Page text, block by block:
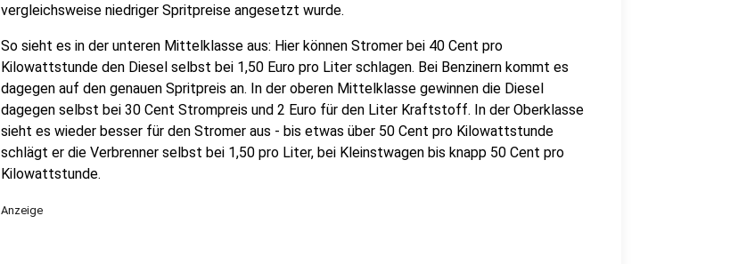
vergleichsweise niedriger Spritpreise angesetzt wurde.
So sieht es in der unteren Mittelklasse aus: Hier können Stromer bei 40 Cent pro
Kilowattstunde den Diesel selbst bei 1,50 Euro pro Liter schlagen. Bei Benzinern kommt es
dagegen auf den genauen Spritpreis an. In der oberen Mittelklasse gewinnen die Diesel
dagegen selbst bei 30 Cent Strompreis und 2 Euro für den Liter Kraftstoff. In der Oberklasse
sieht es wieder besser für den Stromer aus - bis etwas über 50 Cent pro Kilowattstunde
schlägt er die Verbrenner selbst bei 1,50 pro Liter, bei Kleinstwagen bis knapp 50 Cent pro
Kilowattstunde.
Anzeige